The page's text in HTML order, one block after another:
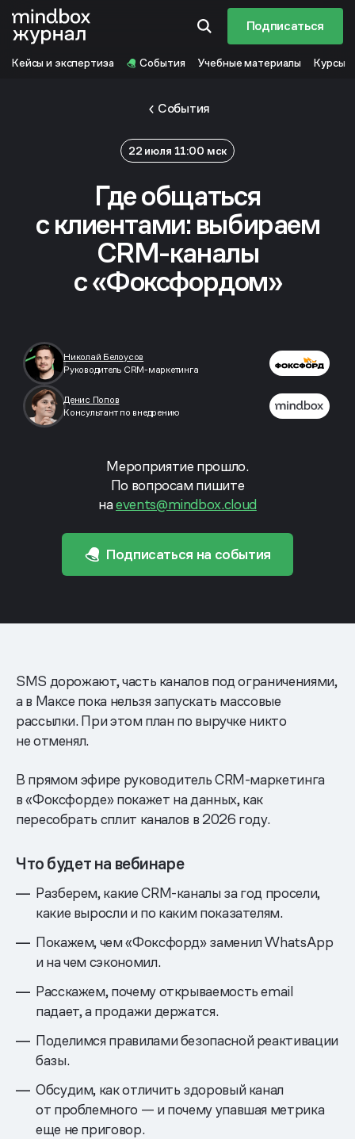
Подписаться
Кейсы и экспертиза События Учебные материалы Курсы
События
22 июля 11:00 мск
Где общаться
с клиентами: выбираем
CRM-каналы
с «Фоксфордом»
Николай Белоусов
Руководитель CRM-маркетинга
Денис Попов
Консультант по внедрению
Мероприятие прошло.
По вопросам пишите
наevents@mindbox.cloud
Подписаться на события
SMS дорожают, часть каналов под ограничениями,
а в Максе пока нельзя запускать массовые
рассылки. При этом план по выручке никто
не отменял.
В прямом эфире руководитель CRM-маркетинга
в «Фоксфорде» покажет на данных, как
пересобрать сплит каналов в 2026 году.
Что будет на вебинаре
Разберем, какие CRM-каналы за год просели,
какие выросли и по каким показателям.
Покажем, чем «Фоксфорд» заменил WhatsApp
и на чем сэкономил.
Расскажем, почему открываемость email
падает, а продажи держатся.
Поделимся правилами безопасной реактивации
базы.
Обсудим, как отличить здоровый канал
от проблемного — и почему упавшая метрика
еще не приговор.